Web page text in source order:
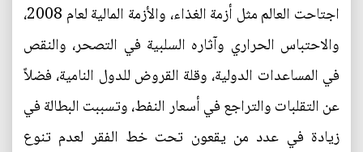
اجتاحت العالم مثل أزمة الغذاء، والأزمة المالية لعام 2008،
والاحتباس الحراري وآثاره السلبية في التصحر، والنقص
في المساعدات الدولية، وقلة القروض للدول النامية، فضلاً
عن التقلبات والتراجع في أسعار النفط، وتسببت البطالة في
زيادة في عدد من يقعون تحت خط الفقر لعدم تنوع